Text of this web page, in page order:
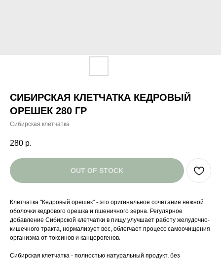
СИБИРСКАЯ КЛЕТЧАТКА КЕДРОВЫЙ
ОРЕШЕК 280 ГР
Сибирская клетчатка
280 р.
OUT OF STOCK
Клетчатка "Кедровый орешек" - это оригинальное сочетание нежной
оболочки кедрового орешка и пшеничного зерна. Регулярное
добавление Сибирской клетчатки в пищу улучшает работу желудочно-
кишечного тракта, нормализует вес, облегчает процесс самоочищения
организма от токсинов и канцерогенов.
Сибирская клетчатка - полностью натуральный продукт, без